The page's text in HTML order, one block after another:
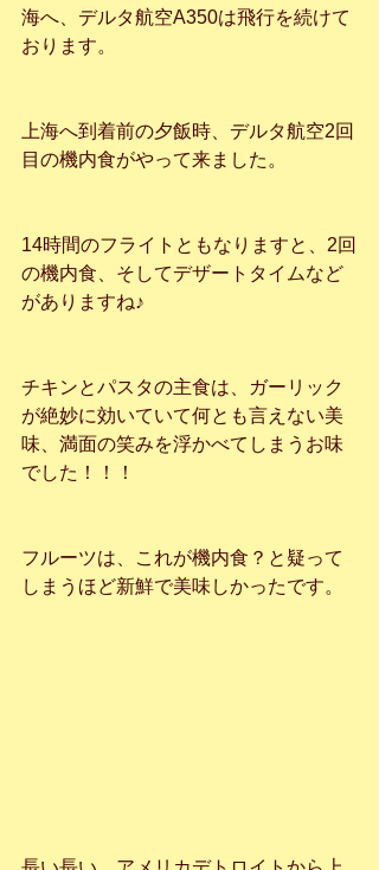
海へ、デルタ航空A350は飛行を続けて
おります。
上海へ到着前の夕飯時、デルタ航空2回
目の機内食がやって来ました。
14時間のフライトともなりますと、2回
の機内食、そしてデザートタイムなど
がありますね♪
チキンとパスタの主食は、ガーリック
が絶妙に効いていて何とも言えない美
味、満面の笑みを浮かべてしまうお味
でした！！！
フルーツは、これが機内食？と疑って
しまうほど新鮮で美味しかったです。